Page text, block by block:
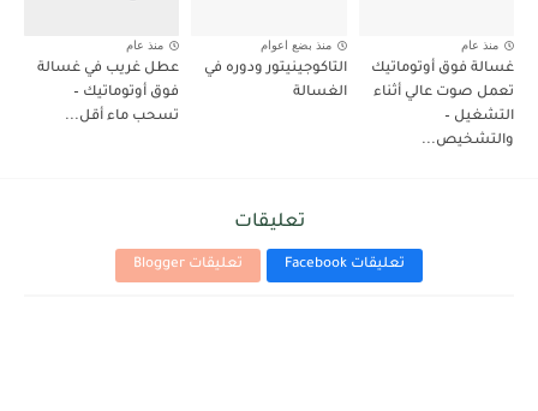
منذ عام
غسالة فوق أوتوماتيك
تعمل صوت عالي أثناء
التشغيل –
والتشخيص...
منذ بضع اعوام
التاكوجينيتور ودوره في
الغسالة
منذ عام
عطل غريب في غسالة
فوق أوتوماتيك –
تسحب ماء أقل...
تعليقات
تعليقات Facebook تعليقات Blogger